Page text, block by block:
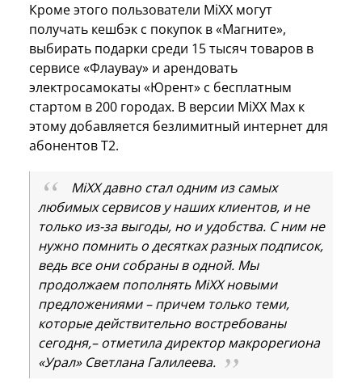
Кроме этого пользователи MiXX могут
получать кешбэк с покупок в «Магните»,
выбирать подарки среди 15 тысяч товаров в
сервисе «Флаувау» и арендовать
электросамокаты «Юрент» с бесплатным
стартом в 200 городах. В версии MiXX Max к
этому добавляется безлимитный интернет для
абонентов Т2.
MiXX давно стал одним из самых
любимых сервисов у наших клиентов, и не
только из-за выгоды, но и удобства. С ним не
нужно помнить о десятках разных подписок,
ведь все они собраны в одной. Мы
продолжаем пополнять MiXX новыми
предложениями – причем только теми,
которые действительно востребованы
сегодня,– отметила директор макрорегиона
«Урал» Светлана Галилеева.